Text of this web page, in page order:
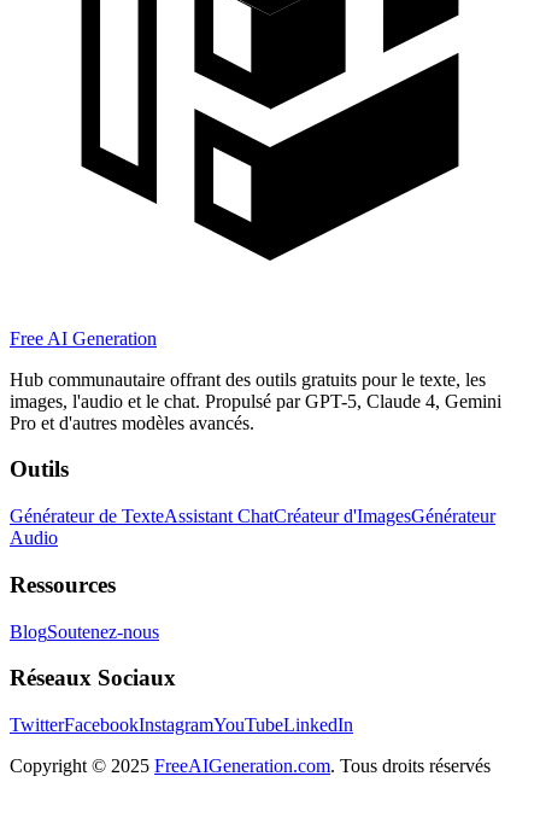
Free AI Generation
Hub communautaire offrant des outils gratuits pour le texte, les
images, l'audio et le chat. Propulsé par GPT-5, Claude 4, Gemini
Pro et d'autres modèles avancés.
Outils
Générateur de TexteAssistant ChatCréateur d'ImagesGénérateur
Audio
Ressources
BlogSoutenez-nous
Réseaux Sociaux
TwitterFacebookInstagramYouTubeLinkedIn
Copyright © 2025 FreeAIGeneration.com. Tous droits réservés